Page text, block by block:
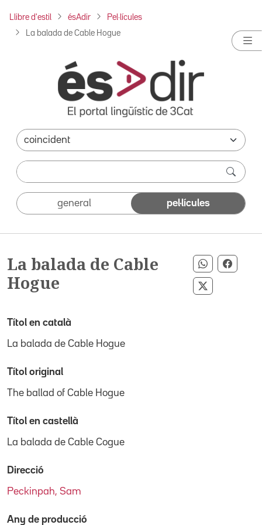
Llibre d'estil ésAdir Pel·lícules
La balada de Cable Hogue
general pel·lícules
La balada de Cable
Hogue
Compartir
Compartir
Títol en català
La balada de Cable Hogue
Títol original
The ballad of Cable Hogue
Títol en castellà
La balada de Cable Cogue
Direcció
Peckinpah, Sam
Any de producció